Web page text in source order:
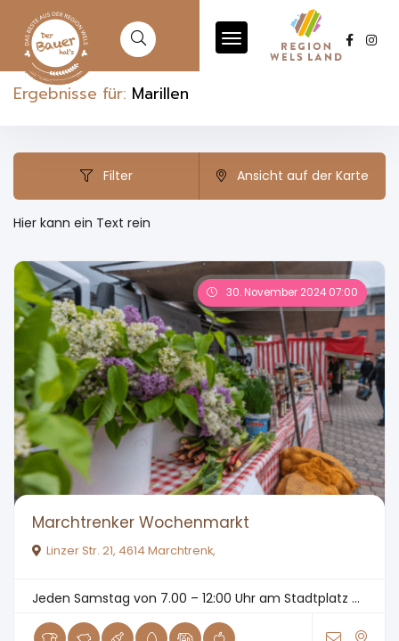
Ergebnisse für: Marillen
Filter Ansicht auf der Karte
Hier kann ein Text rein
30. November 2024 07:00
Marchtrenker Wochenmarkt
Linzer Str. 21, 4614 Marchtrenk,
Jeden Samstag von 7.00 – 12:00 Uhr am Stadtplatz ...